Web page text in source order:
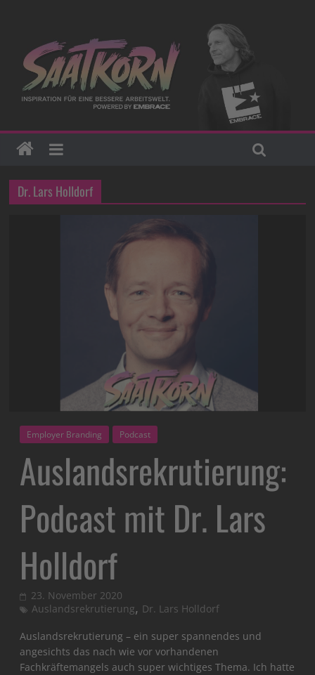
Dr. Lars Holldorf
Employer Branding Podcast
Auslandsrekrutierung:
Podcast mit Dr. Lars
Holldorf
23. November 2020
Auslandsrekrutierung, Dr. Lars Holldorf
Auslandsrekrutierung – ein super spannendes und
angesichts das nach wie vor vorhandenen
Fachkräftemangels auch super wichtiges Thema. Ich hatte